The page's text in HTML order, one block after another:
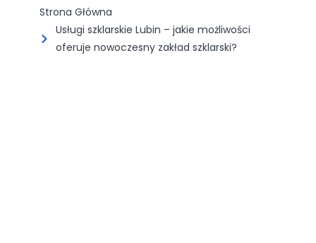
Strona Główna
Usługi szklarskie Lubin – jakie możliwości
oferuje nowoczesny zakład szklarski?